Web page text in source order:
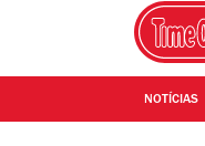
NOTÍCIAS